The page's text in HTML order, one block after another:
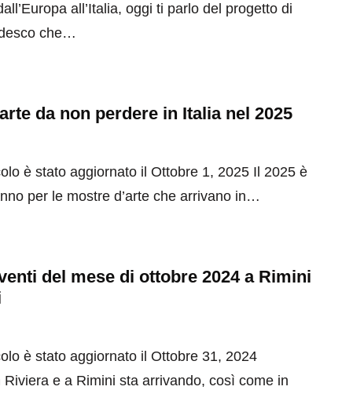
all’Italia, oggi ti parlo del progetto di
che…
da non perdere in Italia nel 2025
è stato aggiornato il Ottobre 1, 2025 Il 2025 è
per le mostre d’arte che arrivano in…
del mese di ottobre 2024 a Rimini
è stato aggiornato il Ottobre 31, 2024
Riviera e a Rimini sta arrivando, così come in